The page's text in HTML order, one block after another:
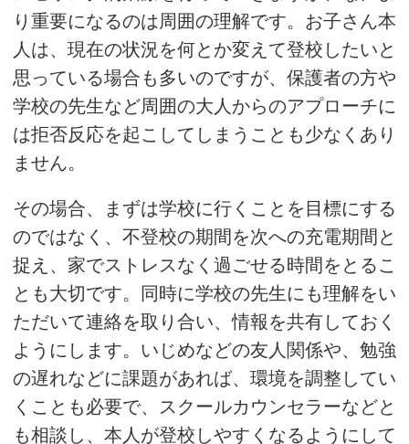
り重要になるのは周囲の理解です。お子さん本
人は、現在の状況を何とか変えて登校したいと
思っている場合も多いのですが、保護者の方や
学校の先生など周囲の大人からのアプローチに
は拒否反応を起こしてしまうことも少なくあり
ません。
その場合、まずは学校に行くことを目標にする
のではなく、不登校の期間を次への充電期間と
捉え、家でストレスなく過ごせる時間をとるこ
とも大切です。同時に学校の先生にも理解をい
ただいて連絡を取り合い、情報を共有しておく
ようにします。いじめなどの友人関係や、勉強
の遅れなどに課題があれば、環境を調整してい
くことも必要で、スクールカウンセラーなどと
も相談し、本人が登校しやすくなるようにして